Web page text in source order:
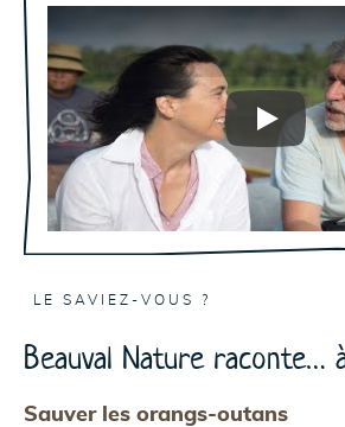
Play
LE SAVIEZ-VOUS ?
Beauval Nature raconte…
Sauver les orangs-outans